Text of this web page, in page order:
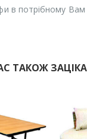
в потрібному
ТАКОЖ